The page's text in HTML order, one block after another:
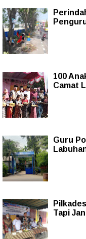
100
Camat
Guru
Tapi